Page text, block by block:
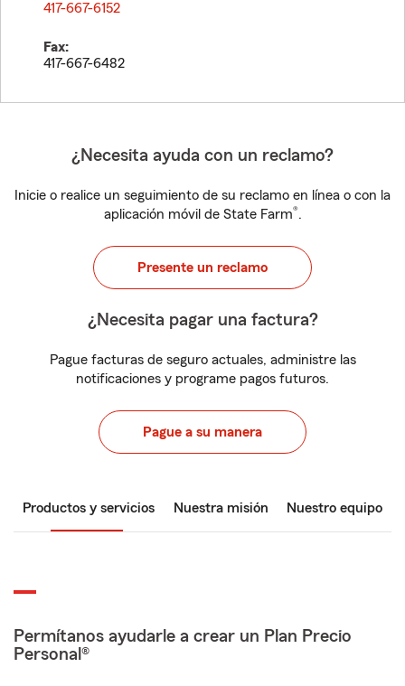
417-667-6152
Fax:
417-667-6482
¿Necesita ayuda con un reclamo?
Inicie o realice un seguimiento de su reclamo en línea o con la
aplicación móvil de State Farm®.
Presente un reclamo
¿Necesita pagar una factura?
Pague facturas de seguro actuales, administre las
notificaciones y programe pagos futuros.
Pague a su manera
Productos y servicios Nuestra misión Nuestro equipo
Permítanos ayudarle a crear un Plan Precio
Personal®